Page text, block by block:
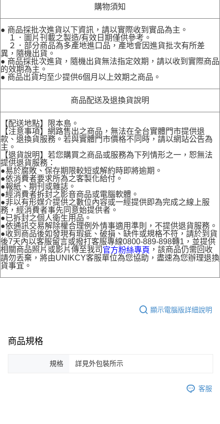
購物須知
● 商品採批次進貨以下資訊，請以實際收到實品為主。
１．圖片刊載之製造/有效日期僅供參考。
２．部分商品為多產地進口品，產地會因進貨批次有所差
異，隨機出貨。
● 商品採批次進貨，隨機出貨無法指定效期，請以收到實際商品
的效期為主。
● 商品出貨均至少提供6個月以上效期之商品。
商品配送及退換貨說明
【配送地點】限本島。
【注意事項】網路售出之商品，無法在全台實體門市提供退
款、退換貨服務。若與實體門市價格不同時，請以網站公告為
主。
【退貨說明】若您購買之商品或服務為下列情形之一，恕無法
提供退貨服務：
●易於腐敗、保存期限較短或解約時即將逾期。
●依消費者要求所為之客製化給付。
●報紙、期刊或雜誌。
●經消費者拆封之影音商品或電腦軟體。
●非以有形媒介提供之數位內容或一經提供即為完成之線上服
務，經消費者事先同意始提供者。
●已拆封之個人衛生用品。
●依通訊交易解除權合理例外情事適用準則，不提供退貨服務。
●收到商品後如發現有瑕疵、破損、缺件或規格不符，請於到貨
後7天內以客服留言或撥打客服專線0800-889-898轉1，並提供
相關商品照片或影片傳至我司 官方粉絲專頁 ，該商品仍需回收
請勿丟棄，將由UNIKCY客服單位為您協助，盡速為您辦理退換
貨事宜。
顯示電腦版詳細說明
商品規格
規格 詳見外包裝所示
客服